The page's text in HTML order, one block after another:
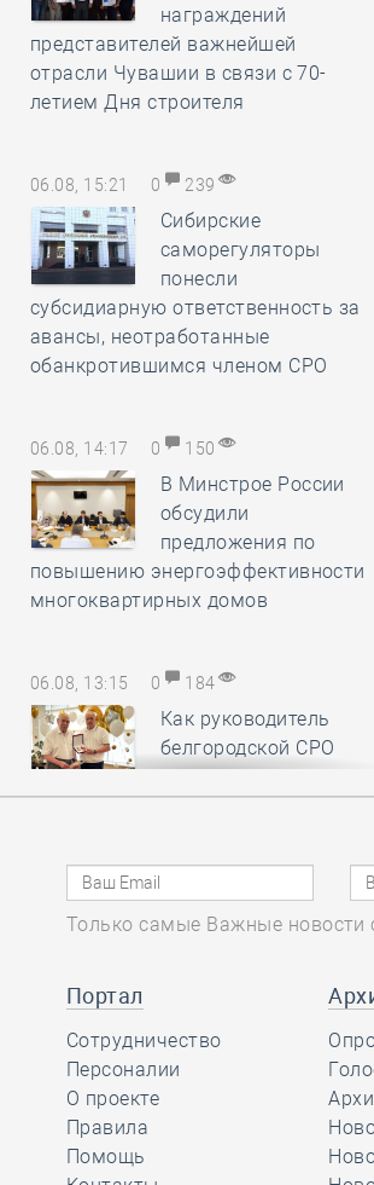
награждений
представителей важнейшей
отрасли Чувашии в связи с 70-
летием Дня строителя
06.08, 15:21 0 239
Сибирские
саморегуляторы
понесли
субсидиарную ответственность за
авансы, неотработанные
обанкротившимся членом СРО
06.08, 14:17 0 150
В Минстрое России
обсудили
предложения по
повышению энергоэффективности
многоквартирных домов
06.08, 13:15 0 184
Как руководитель
белгородской СРО
вручал орден
заслуженному строителю к его 90-
06.08, 12:20 0 375
полдень. Российские
отправились строить атомную
станцию в Египет
06.08, 11:16
Только самые Важные новости
Портал
Сотрудничество
Персоналии
О проекте
Правила
Помощь